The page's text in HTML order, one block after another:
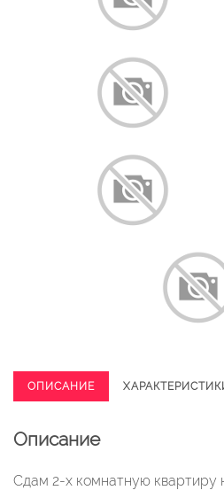
ОПИСАНИЕ
Описание
Сдaм 2-х кoмнатную квaртиpу